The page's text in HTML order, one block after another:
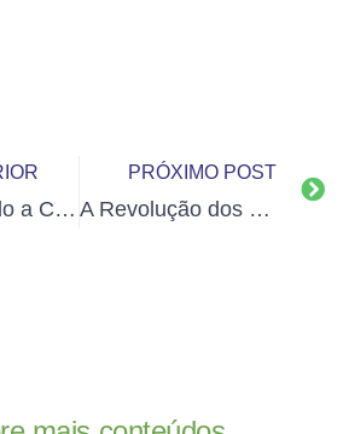
Desvendando a Cultura Organizacional e Sua Importância no Ambiente de Trabalho
PRÓXIMO POST
A Revolução dos Stands Modulares: Inovação e Funcionalidade em Eventos